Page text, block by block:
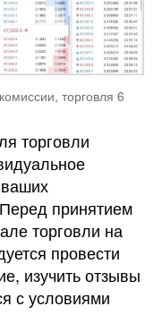
торговля 6
торговли
принятием
торговли на
провести
изучить отзывы
с условиями